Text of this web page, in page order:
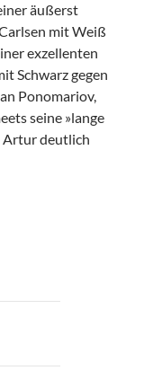
äußerst
mit Weiß
exzellenten
Schwarz gegen
Ponomariov,
seine »lange
Artur deutlich